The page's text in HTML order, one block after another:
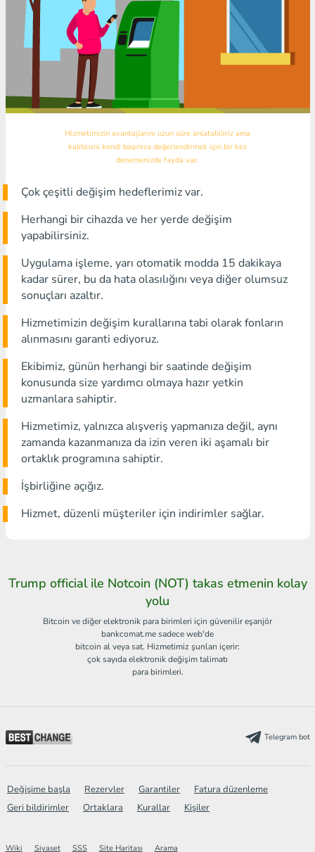
Hizmetimizin avantajlarını uzun süre anlatabiliriz ama
kalitesini kendi başınıza değerlendirmek için bir kez
denemenizde fayda var.
Çok çeşitli değişim hedeflerimiz var.
Herhangi bir cihazda ve her yerde değişim
yapabilirsiniz.
Uygulama işleme, yarı otomatik modda 15 dakikaya
kadar sürer, bu da hata olasılığını veya diğer olumsuz
sonuçları azaltır.
Hizmetimizin değişim kurallarına tabi olarak fonların
alınmasını garanti ediyoruz.
Ekibimiz, günün herhangi bir saatinde değişim
konusunda size yardımcı olmaya hazır yetkin
uzmanlara sahiptir.
Hizmetimiz, yalnızca alışveriş yapmanıza değil, aynı
zamanda kazanmanıza da izin veren iki aşamalı bir
ortaklık programına sahiptir.
İşbirliğine açığız.
Hizmet, düzenli müşteriler için indirimler sağlar.
Trump official ile Notcoin (NOT) takas etmenin kolay
yolu
Bitcoin ve diğer elektronik para birimleri için güvenilir eşanjör
bankcomat.me sadece web'de
bitcoin al veya sat. Hizmetimiz şunları içerir:
çok sayıda elektronik değişim talimatı
para birimleri.
Telegram bot
Değişime başla Rezervler Garantiler
Fatura düzenleme
Geri bildirimler
Ortaklara Kurallar Kişiler
Wiki Siyaset SSS Site Haritası Arama